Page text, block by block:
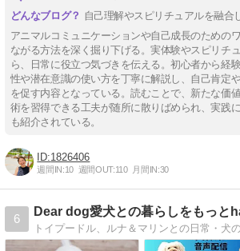
自己理解やスピリチュアルを融合
アニマルコミュニケーションや自己成長のための
ながる方法を深く掘り下げる。実体験やスピリチ
ら、日常に役立つ気づきを伝える。初心者から経
性や潜在意識の使い方を丁寧に解説し、自己肯定
を促す内容となっている。読むことで、新たな価
術を習得できる工夫が随所に散りばめられ、実践
も紹介されている。
1826406
週間IN:10 週間OUT:110 月間IN:30
6
Dear dog愛犬との暮らしをもっと